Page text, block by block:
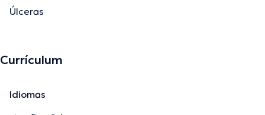
Úlceras
Currículum
Idiomas